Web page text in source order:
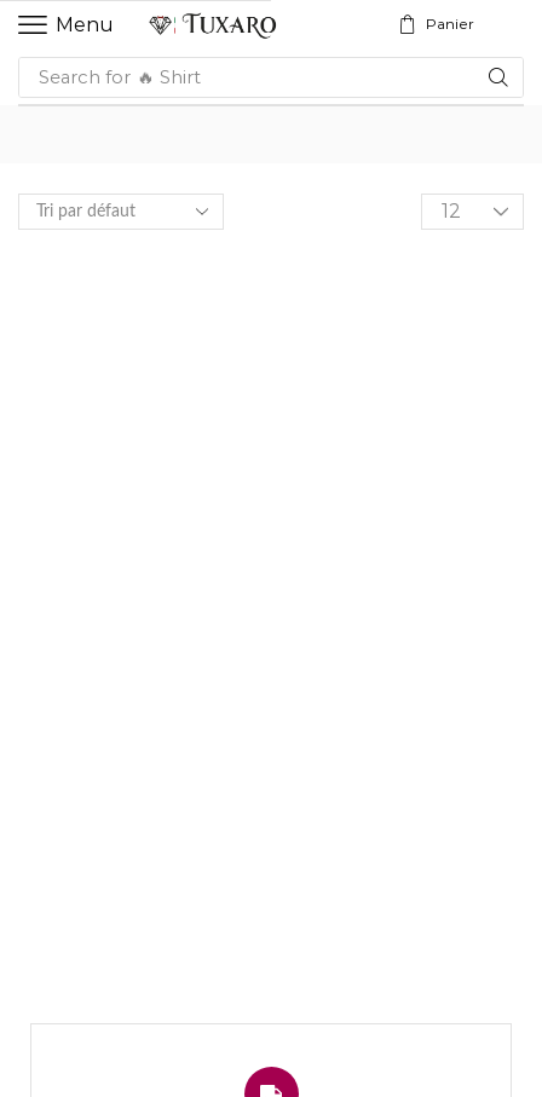
Menu Panier
Search for 🔥 Shirt